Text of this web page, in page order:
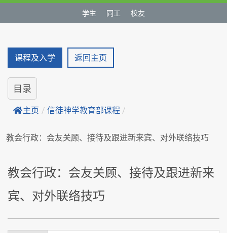
学生 同工 校友
课程及入学 返回主页
目录
主页 / 信徒神学教育部课程 /
教会行政：会友关顾、接待及跟进新来宾、对外联络技巧
教会行政：会友关顾、接待及跟进新来
宾、对外联络技巧